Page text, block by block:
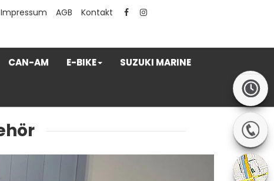
Impressum AGB Kontakt
CAN-AM E-BIKE SUZUKI MARINE